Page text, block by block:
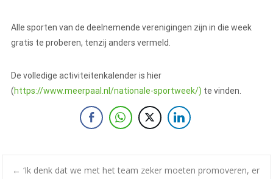
Alle sporten van de deelnemende verenigingen zijn in die week
gratis te proberen, tenzij anders vermeld.
De volledige activiteitenkalender is hier
(https://www.meerpaal.nl/nationale-sportweek/) te vinden.
← ‘Ik denk dat we met het team zeker moeten promoveren, er